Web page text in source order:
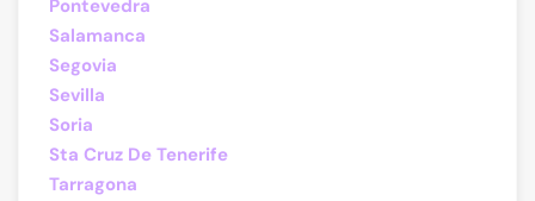
Pontevedra
Salamanca
Segovia
Sevilla
Soria
Sta Cruz De Tenerife
Tarragona